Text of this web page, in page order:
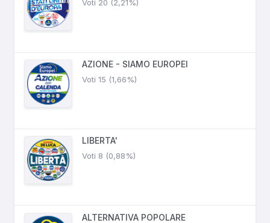
Voti 20 (2,21%)
AZIONE - SIAMO EUROPEI
Voti 15 (1,66%)
LIBERTA'
Voti 8 (0,88%)
ALTERNATIVA POPOLARE